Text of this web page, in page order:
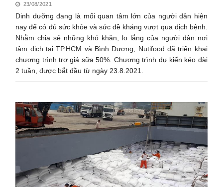
23/08/2021
Dinh dưỡng đang là mối quan tâm lớn của người dân hiện
nay để có đủ sức khỏe và sức đề kháng vượt qua dịch bệnh.
Nhằm chia sẻ những khó khăn, lo lắng của người dân nơi
tâm dịch tại TP.HCM và Bình Dương, Nutifood đã triển khai
chương trình trợ giá sữa 50%. Chương trình dự kiến kéo dài
2 tuần, được bắt đầu từ ngày 23.8.2021.